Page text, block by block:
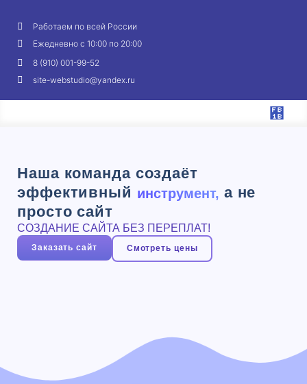
Работаем по всей России
Ежедневно с 10:00 по 20:00
8 (910) 001-99-52
site-webstudio@yandex.ru
Наша команда создаёт
эффективный инструмент, а не
просто сайт
СОЗДАНИЕ САЙТА БЕЗ ПЕРЕПЛАТ!
Заказать сайт Смотреть цены